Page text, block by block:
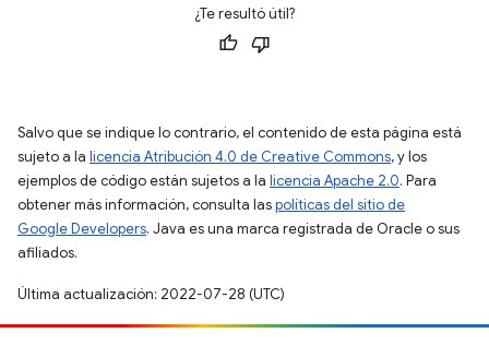
¿Te resultó útil?
Salvo que se indique lo contrario, el contenido de esta página está
sujeto a la licencia Atribución 4.0 de Creative Commons, y los
ejemplos de código están sujetos a la licencia Apache 2.0. Para
obtener más información, consulta laspolíticas del sitio de
Google Developers. Java es una marca registrada de Oracle o sus
afiliados.
Última actualización: 2022-07-28 (UTC)